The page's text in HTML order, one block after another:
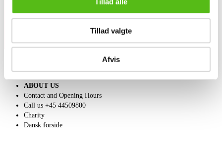
Tillad valgte
Afvis
ABOUT US
Contact and Opening Hours
Call us +45 44509800
Charity
Dansk forside